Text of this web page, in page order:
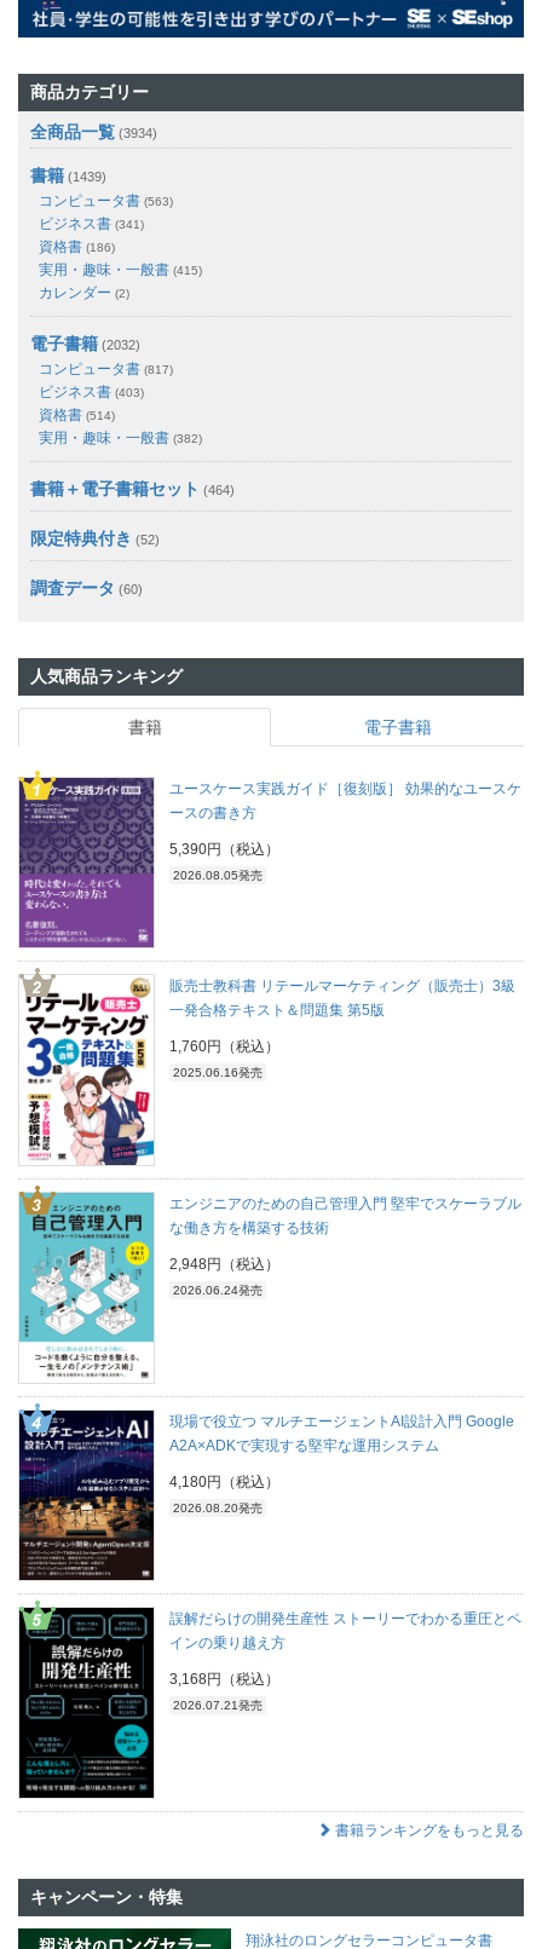
商品カテゴリー
全商品一覧 (3934)
書籍 (1439)
コンピュータ書 (563)
ビジネス書 (341)
資格書 (186)
実用・趣味・一般書 (415)
カレンダー (2)
電子書籍 (2032)
コンピュータ書 (817)
ビジネス書 (403)
資格書 (514)
実用・趣味・一般書 (382)
書籍＋電子書籍セット (464)
限定特典付き (52)
調査データ (60)
人気商品ランキング
書籍 電子書籍
ユースケース実践ガイド［復刻版］ 効果的なユースケ
ースの書き方
5,390円（税込）
2026.08.05発売
販売士教科書 リテールマーケティング（販売士）3級
一発合格テキスト＆問題集 第5版
1,760円（税込）
2025.06.16発売
エンジニアのための自己管理入門 堅牢でスケーラブル
な働き方を構築する技術
2,948円（税込）
2026.06.24発売
現場で役立つ マルチエージェントAI設計入門 Google
A2A×ADKで実現する堅牢な運用システム
4,180円（税込）
2026.08.20発売
誤解だらけの開発生産性 ストーリーでわかる重圧とペ
インの乗り越え方
3,168円（税込）
2026.07.21発売
書籍ランキングをもっと見る
キャンペーン・特集
翔泳社のロングセラーコンピュータ書